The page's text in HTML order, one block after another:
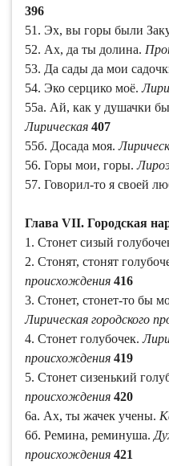
396
51. Эх, вы горы были
52. Ах, да ты долина.
53. Да сады да мои
54. Эко серцико моё.
55а. Ай, как у душачки
Лирическая 407
55б. Досада моя.
56. Горы мои, горы.
57. Говорил-то я своей
Глава VII. Городская
1. Стонет сизый
2. Стонят, стонят
происхождения 416
3. Стонет, стонет-то бы
Лирическая городского
4. Стонет голубочек.
происхождения 419
5. Стонет сизенький
происхождения 420
6а. Ах, ты жачек учены.
6б. Ремина, реминуша.
происхождения 421